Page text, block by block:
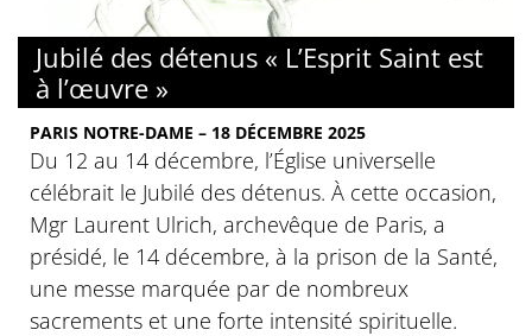
Jubilé des détenus « L’Esprit Saint est
à l’œuvre »
PARIS NOTRE-DAME – 18 DÉCEMBRE 2025
Du 12 au 14 décembre, l’Église universelle
célébrait le Jubilé des détenus. À cette occasion,
Mgr Laurent Ulrich, archevêque de Paris, a
présidé, le 14 décembre, à la prison de la Santé,
une messe marquée par de nombreux
sacrements et une forte intensité spirituelle.